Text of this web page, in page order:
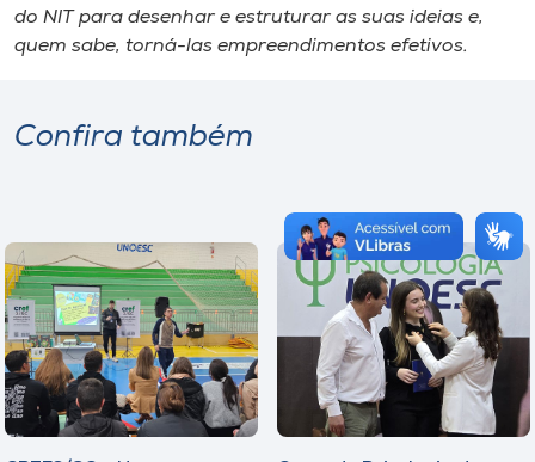
do NIT para desenhar e estruturar as suas ideias e,
quem sabe, torná-las empreendimentos efetivos.
Confira também